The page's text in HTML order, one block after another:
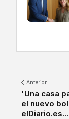
Anterior
'Una casa
el nuevo
elDiario.es...